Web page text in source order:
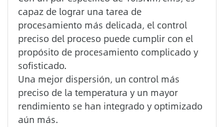
capaz de lograr una tarea de
procesamiento más delicada, el control
preciso del proceso puede cumplir con el
propósito de procesamiento complicado y
sofisticado.
Una mejor dispersión, un control más
preciso de la temperatura y un mayor
rendimiento se han integrado y optimizado
aún más.